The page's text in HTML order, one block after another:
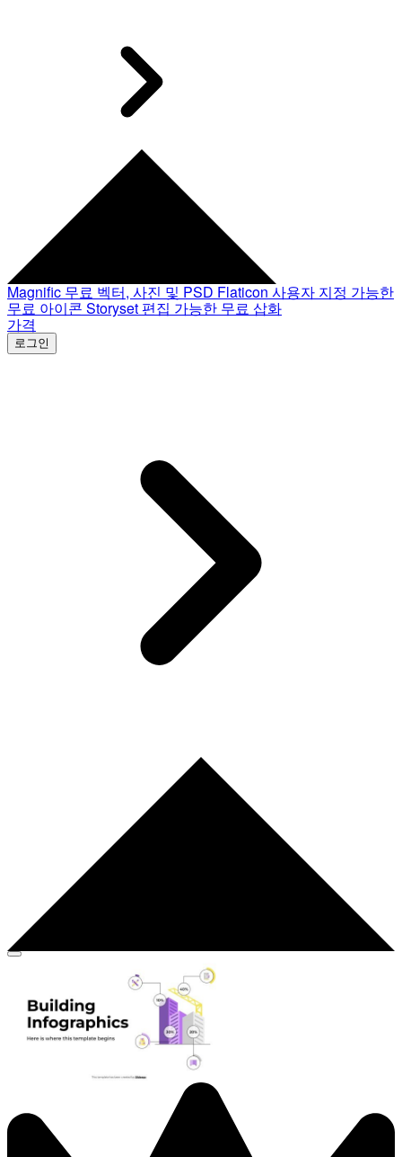
Magnific 무료 벡터, 사진 및 PSD Flaticon 사용자 지정 가능한
무료 아이콘 Storyset 편집 가능한 무료 삽화
가격
로그인